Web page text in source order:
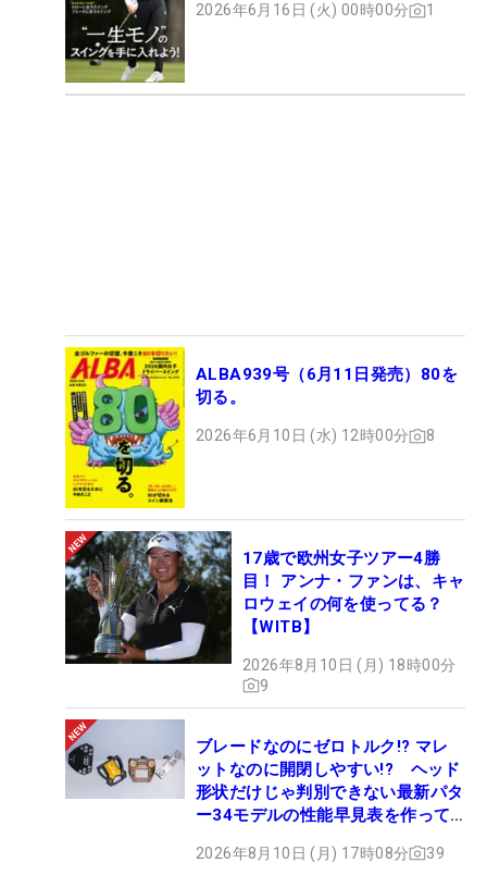
2026年6月16日 (火) 00時00分 1
ALBA939号（6月11日発売）80を
切る。
2026年6月10日 (水) 12時00分 8
17歳で欧州女子ツアー4勝
目！ アンナ・ファンは、キャ
ロウェイの何を使ってる？
【WITB】
2026年8月10日 (月) 18時00分
9
ブレードなのにゼロトルク!? マレ
ットなのに開閉しやすい!? ヘッド
形状だけじゃ判別できない最新パタ
ー34モデルの性能早見表を作って
2026年8月10日 (月) 17時08分 39